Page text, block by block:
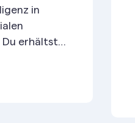
in
Du erhältst